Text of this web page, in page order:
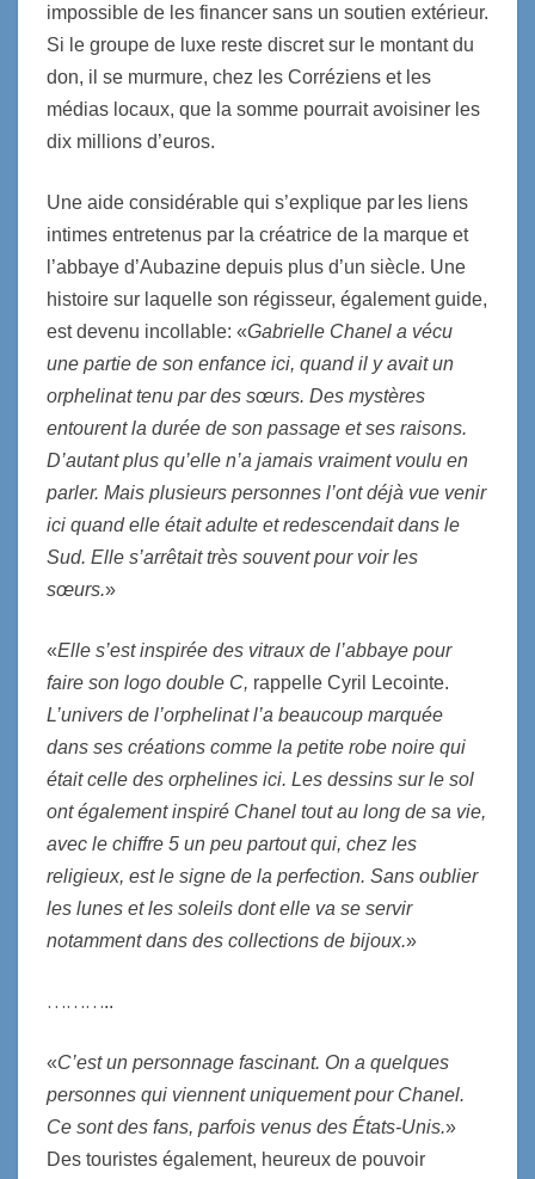
impossible de les financer sans un soutien extérieur.
Si le groupe de luxe reste discret sur le montant du
don, il se murmure, chez les Corréziens et les
médias locaux, que la somme pourrait avoisiner les
dix millions d’euros.
Une aide considérable qui s’explique par es liens
intimes entretenus par la créatrice de la marque et
l’abbaye d’Aubazine depuis plus d’un siècle. Une
histoire sur laquelle son régisseur, également guide,
est devenu incollable: «Gabrielle Chanel a vécu
une partie de son enfance ici, quand il y avait un
orphelinat tenu par des sœurs. Des mystères
entourent la durée de son passage et ses raisons.
D’autant plus qu’elle n’a jamais vraiment voulu en
parler. Mais plusieurs personnes l’ont déjà vue venir
ici quand elle était adulte et redescendait dans le
Sud. Elle s’arrêtait très souvent pour voir les
sœurs.»
«Elle s’est inspirée des vitraux de l’abbaye pour
faire son logo double C, rappelle Cyril Lecointe.
L’univers de l’orphelinat l’a beaucoup marquée
dans ses créations comme la petite robe noire qui
était celle des orphelines ici. Les dessins sur le sol
ont également inspiré Chanel tout au long de sa vie,
avec le chiffre 5 un peu partout qui, chez les
religieux, est le signe de la perfection. Sans oublier
les lunes et les soleils dont elle va se servir
notamment dans des collections de bijoux.»
………..
«C’est un personnage fascinant. On a quelques
personnes qui viennent uniquement pour Chanel.
Ce sont des fans, parfois venus des États-Unis.»
Des touristes également, heureux de pouvoir